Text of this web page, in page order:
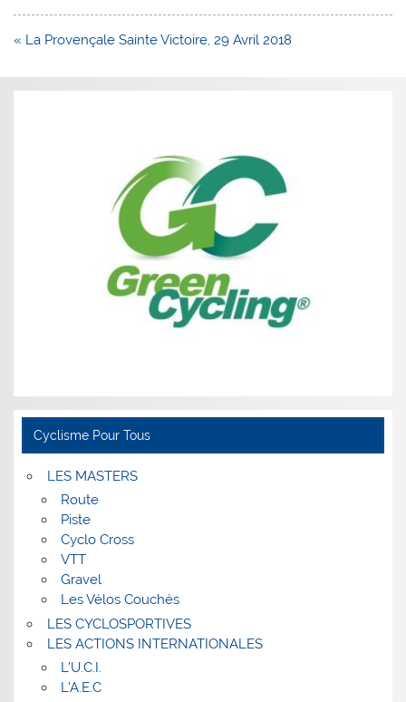
Navigation
l’article
« La Provençale Sainte Victoire, 29 Avril 2018
Cyclisme Pour Tous
LES MASTERS
Route
Piste
Cyclo Cross
VTT
Gravel
Les Vélos Couchés
LES CYCLOSPORTIVES
LES ACTIONS INTERNATIONALES
L’U.C.I.
L’A.E.C